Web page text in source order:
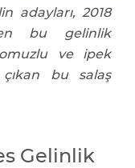
adayları, 2018
bu gelinlik
ve ipek
bu salaş
Gelinlik